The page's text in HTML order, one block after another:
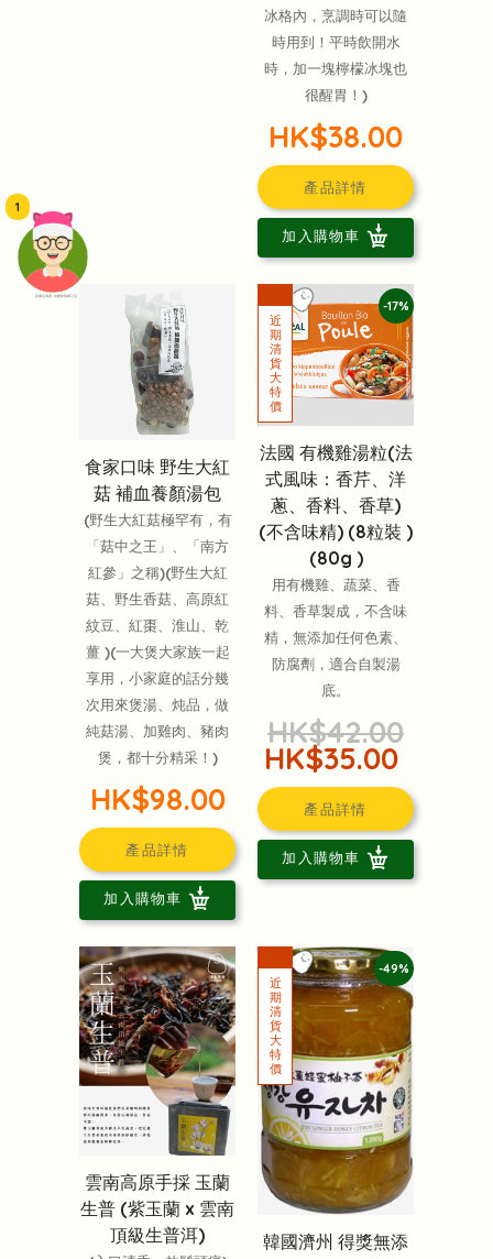
頭像生成器: 快樂家庭網上店
1
冰格內，烹調時可以隨
時用到！平時飲開水
時，加一塊檸檬冰塊也
很醒胃！)
HK$38.00
產品詳情
加入購物車
食家口味 野生大紅
菇 補血養顏湯包
(野生大紅菇極罕有，有
「菇中之王」、「南方
紅參」之稱)(野生大紅
菇、野生香菇、高原紅
紋豆、紅棗、淮山、乾
薑 )(一大煲大家族一起
享用，小家庭的話分幾
次用來煲湯、炖品，做
純菇湯、加雞肉、豬肉
煲，都十分精采！)
HK$98.00
產品詳情
加入購物車
-17%
法國 有機雞湯粒(法
式風味：香芹、洋
蔥、香料、香草)
(不含味精) (8粒裝 )
(80g )
用有機雞、蔬菜、香
料、香草製成，不含味
精，無添加任何色素、
防腐劑，適合自製湯
底。
HK$42.00
HK$35.00
產品詳情
加入購物車
雲南高原手採 玉蘭
生普 (紫玉蘭 x 雲南
頂級生普洱)
-49%
韓國濟州 得獎無添